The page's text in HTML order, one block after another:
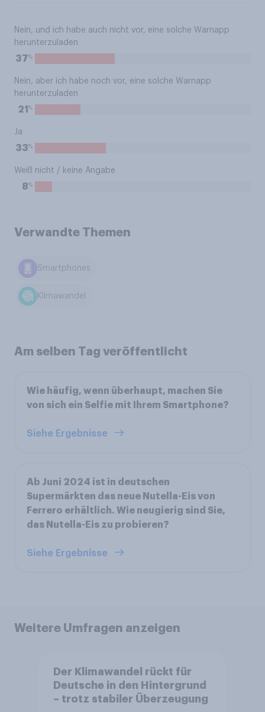
Nein, und ich habe auch nicht vor, eine solche Warnapp
herunterzuladen
37%
Nein, aber ich habe noch vor, eine solche Warnapp
herunterzuladen
21 %
Ja
33%
Weiß nicht / keine Angabe
8%
Verwandte Themen
Smartphones
Klimawandel
Am selben Tag veröffentlicht
Wie häufig, wenn überhaupt, machen Sie
von sich ein Selfie mit Ihrem Smartphone?
Siehe Ergebnisse
Ab Juni 2024 ist in deutschen
Supermärkten das neue Nutella-Eis von
Ferrero erhältlich. Wie neugierig sind Sie,
das Nutella-Eis zu probieren?
Siehe Ergebnisse
Weitere Umfragen anzeigen
Der Klimawandel rückt für
Deutsche in den Hintergrund
– trotz stabiler Überzeugung